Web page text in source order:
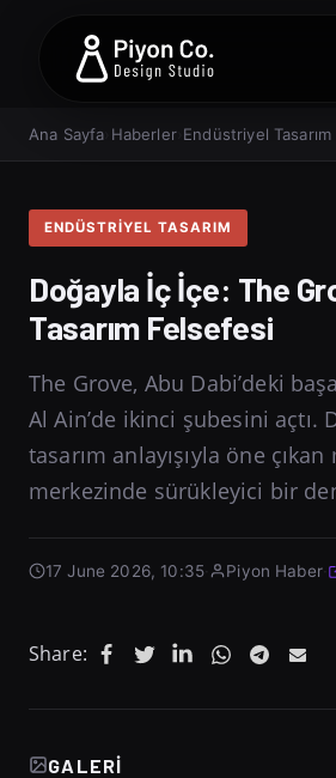
Ana Sayfa Haberler› Endüstriyel Tasarım
ENDÜSTRIYEL TASARIM
Doğayla İç İçe: The
Tasarım Felsefesi
The Grove, Abu Dabi’deki
Al Ain’de ikinci şubesini açtı.
tasarım anlayışıyla öne
merkezinde sürükleyici bir
17 June 2026, 10:35 Piyon Haber·
Share:
GALERI